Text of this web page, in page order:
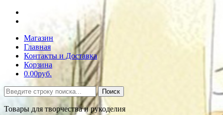
Магазин
Главная
Контакты и Доставка
Корзина
0.00руб.
Поиск
Товары для творчества и рукоделия